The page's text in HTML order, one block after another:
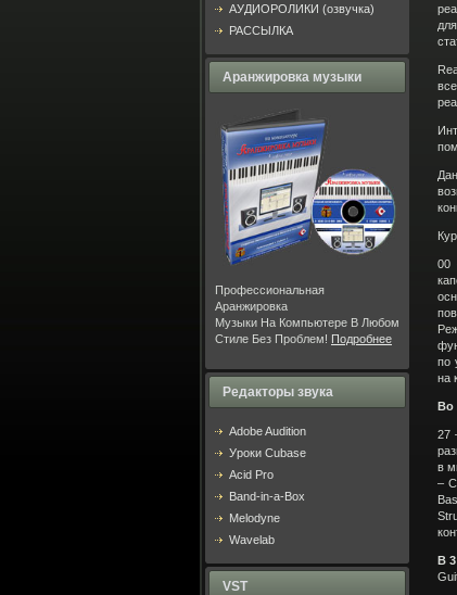
АУДИОРОЛИКИ (озвучка)
РАССЫЛКА
Аранжировка музыки
Профессиональная
Аранжировка
Музыки На Компьютере В Любом
Стиле Без Проблем! Подробнее
Редакторы звука
Adobe Audition
Уроки Cubase
Acid Pro
Band-in-a-Box
Melodyne
Wavelab
VST
00
по
на
Во
27
в
–
В 3